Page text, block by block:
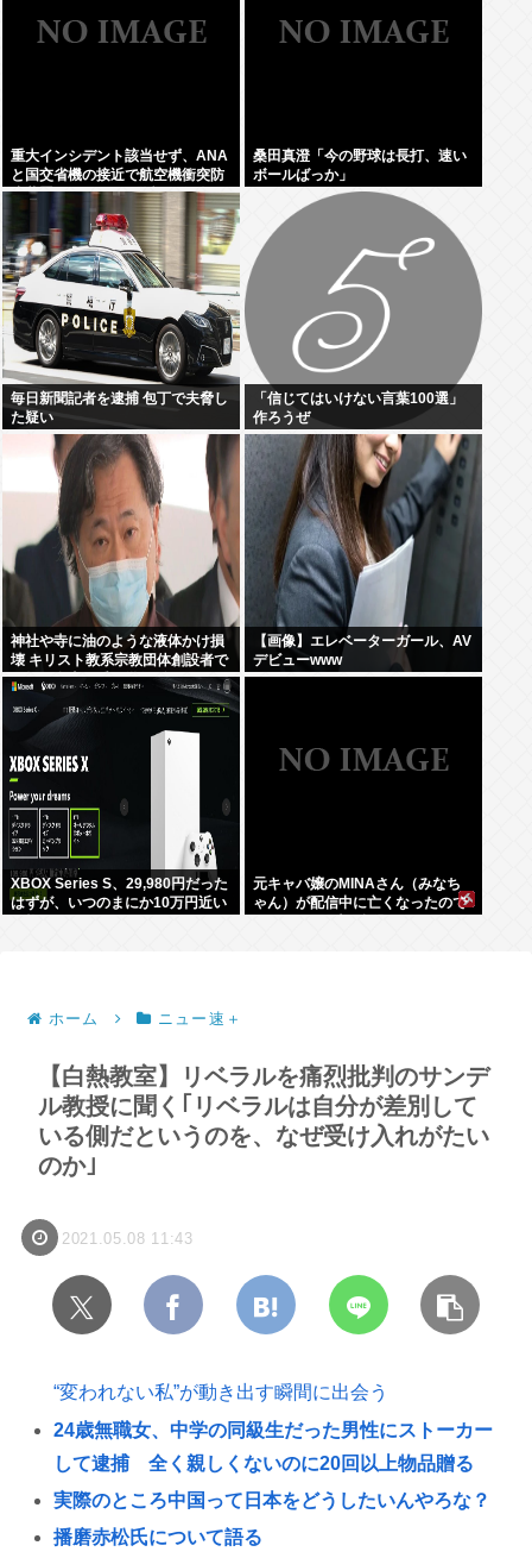
重大インシデント該当せず、ANA
と国交省機の接近で航空機衝突防
止装置（TCAS）の警報が作動し
たトラブル、羽田空港沖、全日空
に通知
桑田真澄「今の野球は長打、速い
ボールばっか」
毎日新聞記者を逮捕 包丁で夫脅し
た疑い
「信じてはいけない言葉100選」
作ろうぜ
神社や寺に油のような液体かけ損
壊 キリスト教系宗教団体創設者で
医師の金山昌秀に懲役1年6か月、
【画像】エレベーターガール、AV
デビューwww
XBOX Series S、29,980円だった
はずが、いつのまにか10万円近い
元キャバ嬢のMINAさん（みなち
ゃん）が配信中に亡くなったので
ホーム ニュー速＋
【白熱教室】リベラルを痛烈批判のサンデ
ル教授に聞く｢リベラルは自分が差別して
いる側だというのを、なぜ受け入れがたい
のか｣
2021.05.08 11:43
“変われない私”が動き出す瞬間に出会う
24歳無職女、中学の同級生だった男性にストーカー
して逮捕 全く親しくないのに20回以上物品贈る
実際のところ中国って日本をどうしたいんやろな？
播磨赤松氏について語る